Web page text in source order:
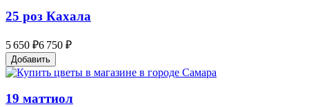
25 роз Кахала
5 650 ₽6 750 ₽
Добавить
19 маттиол